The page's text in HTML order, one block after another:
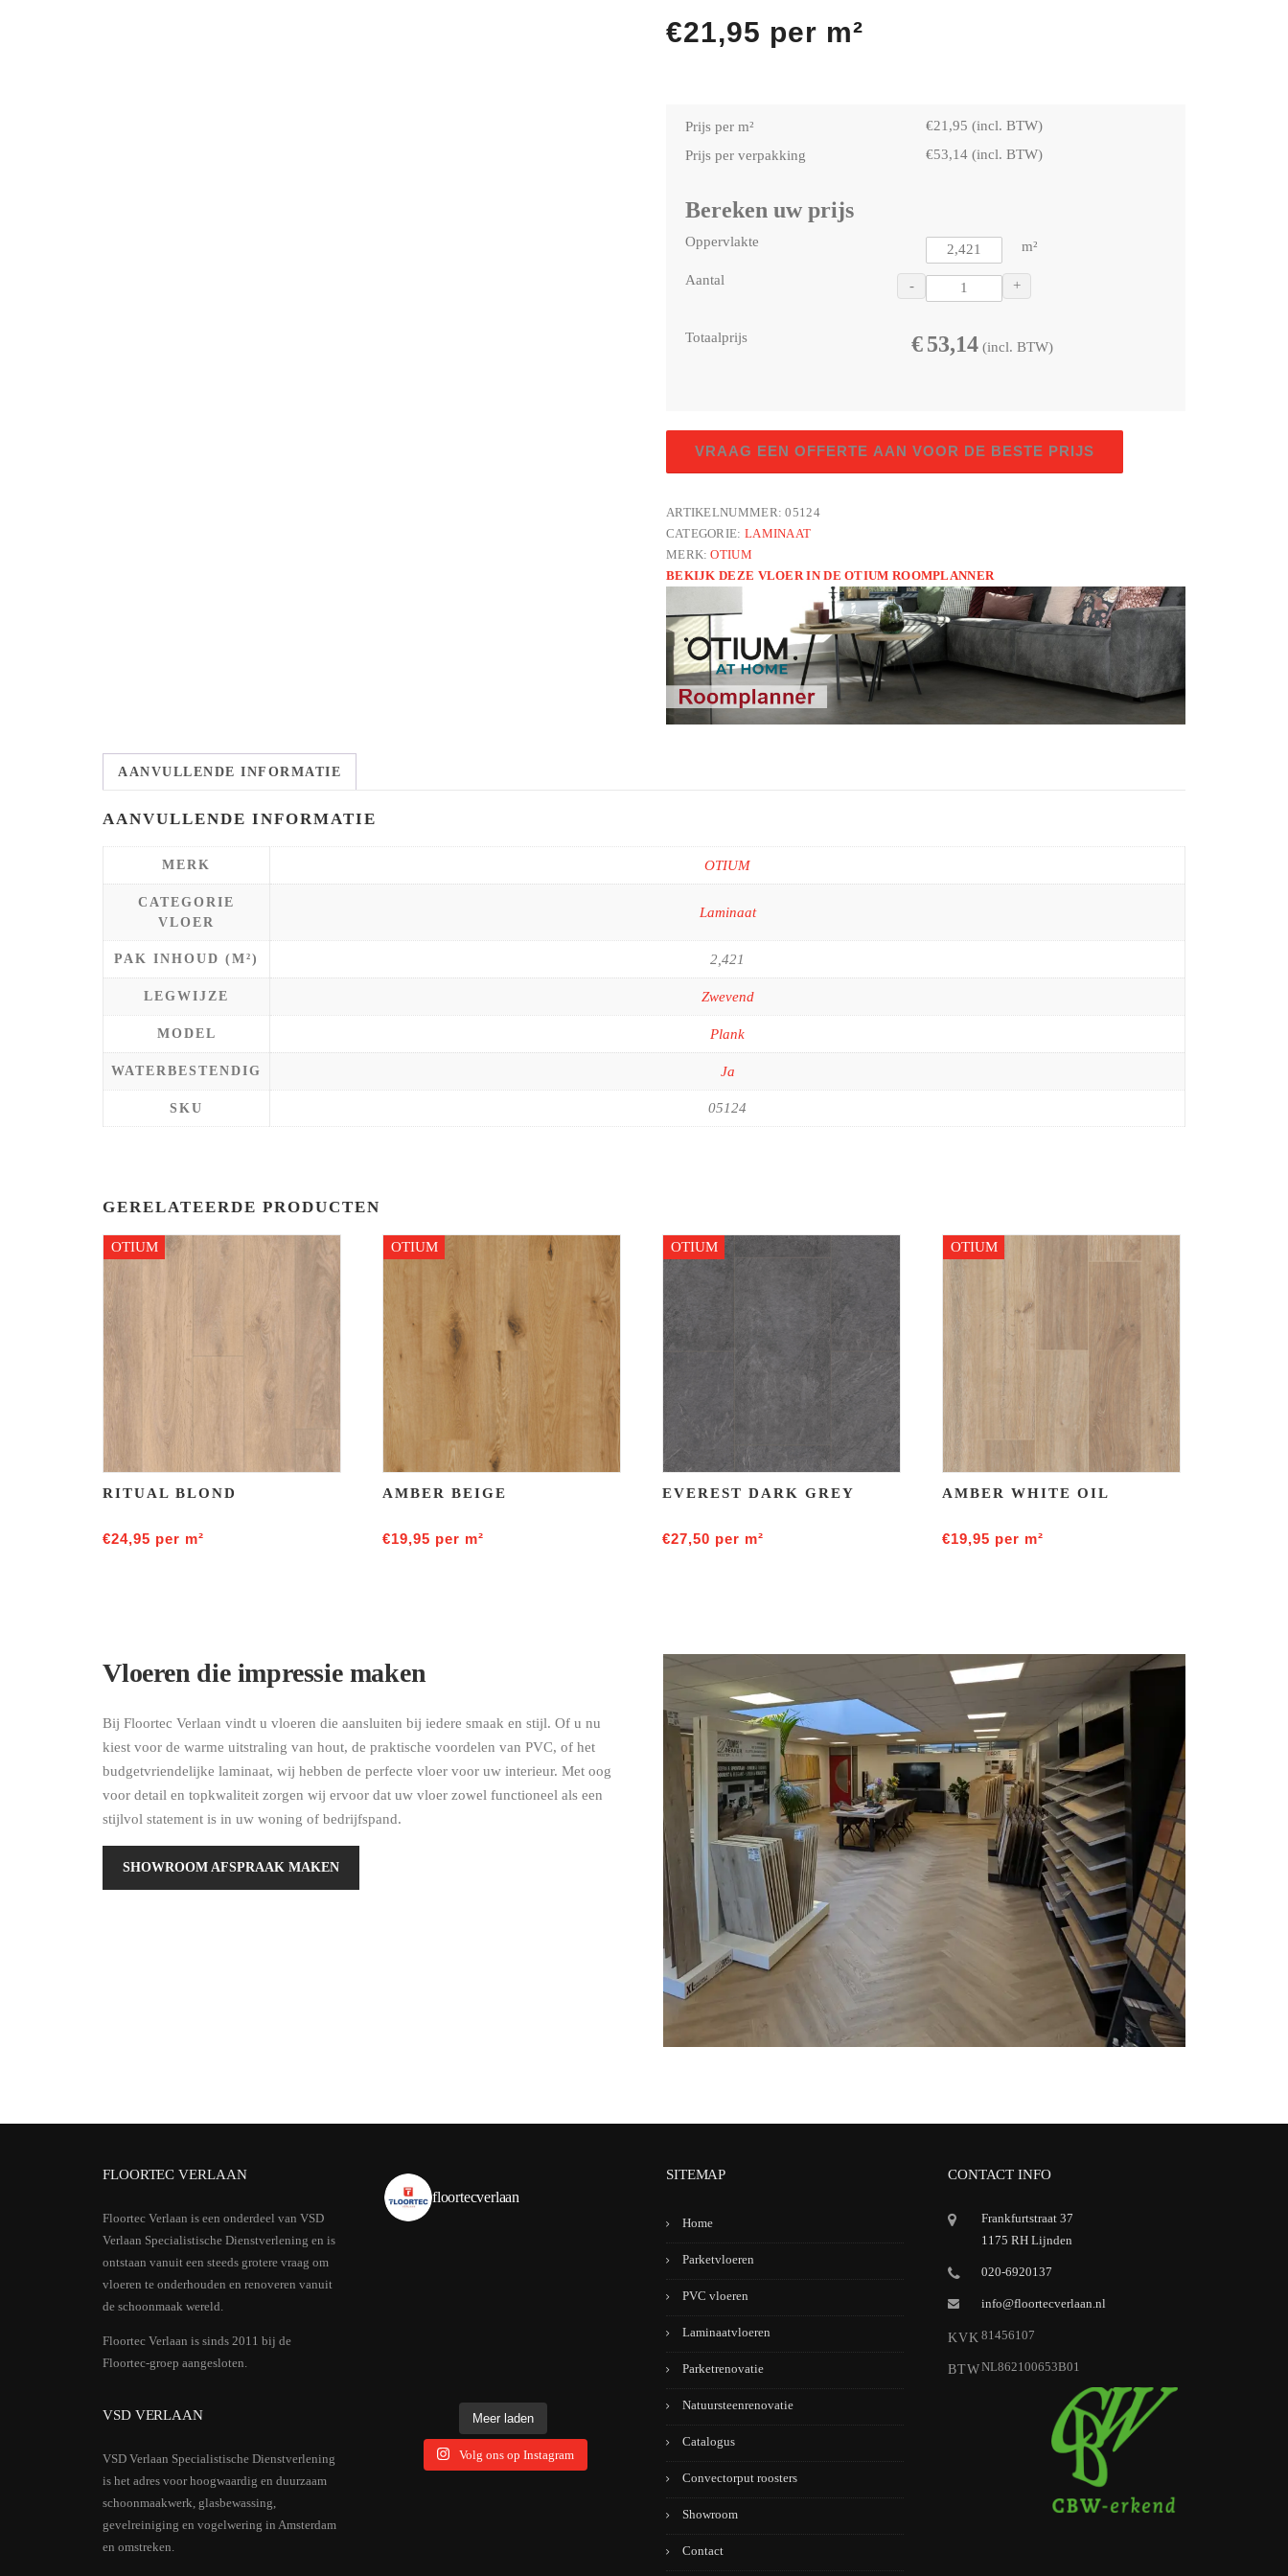
€21,95 per m²
Prijs per m² €21,95 (incl. BTW)
Prijs per verpakking
€53,14 (incl. BTW)
Bereken uw prijs
Oppervlakte m²
Aantal - +
Totaalprijs € 53,14 (incl. BTW)
VRAAG EEN OFFERTE AAN VOOR DE BESTE PRIJS
ARTIKELNUMMER:05124
CATEGORIE: LAMINAAT
MERK:OTIUM
BEKIJK DEZE VLOER IN DE OTIUM ROOMPLANNER
AANVULLENDE INFORMATIE
AANVULLENDE INFORMATIE
MERK OTIUM
CATEGORIE
VLOER
Laminaat
PAK INHOUD (M²) 2,421
LEGWIJZE Zwevend
MODEL Plank
WATERBESTENDIG Ja
SKU 05124
GERELATEERDE PRODUCTEN
OTIUM
RITUAL BLOND
€24,95 per m²
OTIUM
AMBER BEIGE
€19,95 per m²
OTIUM
EVEREST DARK GREY
€27,50 per m²
OTIUM
AMBER WHITE OIL
€19,95 per m²
Vloeren die impressie maken
Bij Floortec Verlaan vindt u vloeren die aansluiten bij iedere smaak en stijl. Of u nu
kiest voor de warme uitstraling van hout, de praktische voordelen van PVC, of het
budgetvriendelijke laminaat, wij hebben de perfecte vloer voor uw interieur. Met oog
voor detail en topkwaliteit zorgen wij ervoor dat uw vloer zowel functioneel als een
stijlvol statement is in uw woning of bedrijfspand.
SHOWROOM AFSPRAAK MAKEN
FLOORTEC VERLAAN
Floortec Verlaan is een onderdeel van VSD
Verlaan Specialistische Dienstverlening en is
ontstaan vanuit een steeds grotere vraag om
vloeren te onderhouden en renoveren vanuit
de schoonmaak wereld.
Floortec Verlaan is sinds 2011 bij de
Floortec-groep aangesloten.
VSD VERLAAN
VSD Verlaan Specialistische Dienstverlening
is het adres voor hoogwaardig en duurzaam
schoonmaakwerk, glasbewassing,
gevelreiniging en vogelwering in Amsterdam
en omstreken.
floortecverlaan
Meer laden
Volg ons op Instagram
SITEMAP
Home
Parketvloeren
PVC vloeren
Laminaatvloeren
Parketrenovatie
Natuursteenrenovatie
Catalogus
Convectorput roosters
Showroom
Contact
CONTACT INFO
Frankfurtstraat 37
1175 RH Lijnden
020-6920137
info@floortecverlaan.nl
KVK 81456107
BTWNL862100653B01